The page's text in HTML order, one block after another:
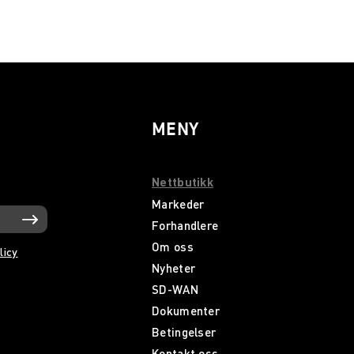
MENY
Nettbutikk
Markeder
Forhandlere
Om oss
Nyheter
SD-WAN
Dokumenter
Betingelser